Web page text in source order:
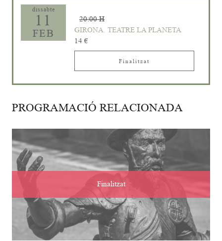
dissabte
11
FEB
20:00 H
GIRONA. TEATRE LA PLANETA
14 €
Finalitzat
PROGRAMACIÓ RELACIONADA
Finalitzat